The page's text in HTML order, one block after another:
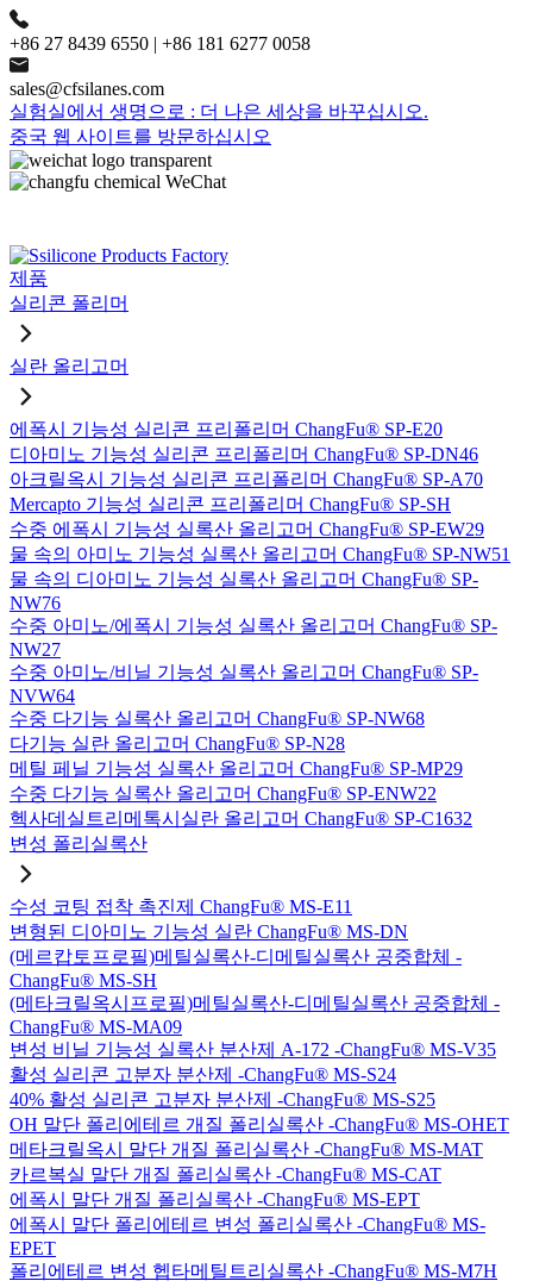
+86 27 8439 6550 | +86 181 6277 0058
sales@cfsilanes.com
실험실에서 생명으로 : 더 나은 세상을 바꾸십시오.
중국 웹 사이트를 방문하십시오
제품
실리콘 폴리머
실란 올리고머
에폭시 기능성 실리콘 프리폴리머 ChangFu® SP-E20
디아미노 기능성 실리콘 프리폴리머 ChangFu® SP-DN46
아크릴옥시 기능성 실리콘 프리폴리머 ChangFu® SP-A70
Mercapto 기능성 실리콘 프리폴리머 ChangFu® SP-SH
수중 에폭시 기능성 실록산 올리고머 ChangFu® SP-EW29
물 속의 아미노 기능성 실록산 올리고머 ChangFu® SP-NW51
물 속의 디아미노 기능성 실록산 올리고머 ChangFu® SP-
NW76
수중 아미노/에폭시 기능성 실록산 올리고머 ChangFu® SP-
NW27
수중 아미노/비닐 기능성 실록산 올리고머 ChangFu® SP-
NVW64
수중 다기능 실록산 올리고머 ChangFu® SP-NW68
다기능 실란 올리고머 ChangFu® SP-N28
메틸 페닐 기능성 실록산 올리고머 ChangFu® SP-MP29
수중 다기능 실록산 올리고머 ChangFu® SP-ENW22
헥사데실트리메톡시실란 올리고머 ChangFu® SP-C1632
변성 폴리실록산
수성 코팅 접착 촉진제 ChangFu® MS-E11
변형된 디아미노 기능성 실란 ChangFu® MS-DN
(메르캅토프로필)메틸실록산-디메틸실록산 공중합체 -
ChangFu® MS-SH
(메타크릴옥시프로필)메틸실록산-디메틸실록산 공중합체 -
ChangFu® MS-MA09
변성 비닐 기능성 실록산 분산제 A-172 -ChangFu® MS-V35
활성 실리콘 고분자 분산제 -ChangFu® MS-S24
40% 활성 실리콘 고분자 분산제 -ChangFu® MS-S25
OH 말단 폴리에테르 개질 폴리실록산 -ChangFu® MS-OHET
메타크릴옥시 말단 개질 폴리실록산 -ChangFu® MS-MAT
카르복실 말단 개질 폴리실록산 -ChangFu® MS-CAT
에폭시 말단 개질 폴리실록산 -ChangFu® MS-EPT
에폭시 말단 폴리에테르 변성 폴리실록산 -ChangFu® MS-
EPET
폴리에테르 변성 헵타메틸트리실록산 -ChangFu® MS-M7H